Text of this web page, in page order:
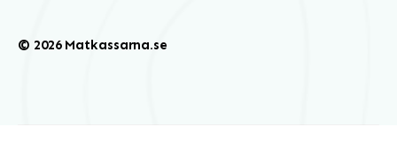
© 2026 Matkassarna.se